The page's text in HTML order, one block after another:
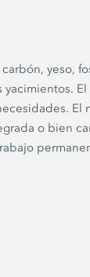
yeso,
El
o bien